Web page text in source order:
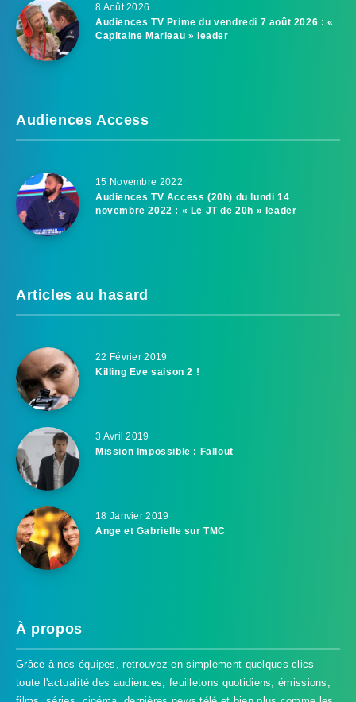
8 Août 2026
Audiences TV Prime du vendredi 7 août 2026 : «
Capitaine Marleau » leader
Audiences Access
15 Novembre 2022
Audiences TV Access (20h) du lundi 14
novembre 2022 : « Le JT de 20h » leader
Articles au hasard
22 Février 2019
Killing Eve saison 2 !
3 Avril 2019
Mission Impossible : Fallout
18 Janvier 2019
Ange et Gabrielle sur TMC
À propos
Grâce à nos équipes, retrouvez en simplement quelques clics
toute l'actualité des audiences, feuilletons quotidiens, émissions,